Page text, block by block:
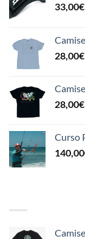
33,00€
28,00€
28,00€
Curso
140,00